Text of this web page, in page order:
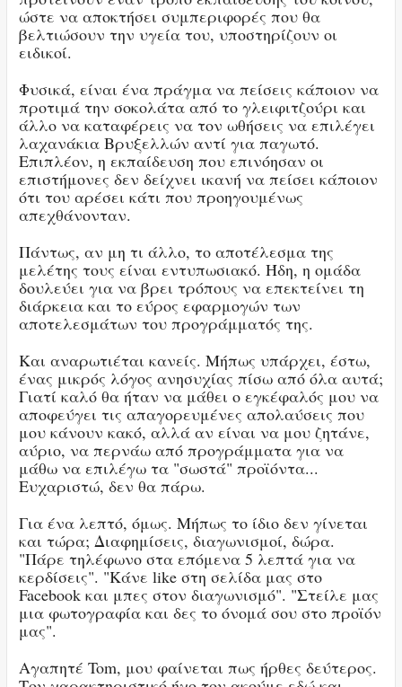
ώστε να αποκτήσει συμπεριφορές που θα
βελτιώσουν την υγεία του, υποστηρίζουν οι
ειδικοί.
Φυσικά, είναι ένα πράγμα να πείσεις κάποιον να
προτιμά την σοκολάτα από το γλειφιτζούρι και
άλλο να καταφέρεις να τον ωθήσεις να επιλέγει
λαχανάκια Βρυξελλών αντί για παγωτό.
Επιπλέον, η εκπαίδευση που επινόησαν οι
επιστήμονες δεν δείχνει ικανή να πείσει κάποιον
ότι του αρέσει κάτι που προηγουμένως
απεχθάνονταν.
Πάντως, αν μη τι άλλο, το αποτέλεσμα της
μελέτης τους είναι εντυπωσιακό. Ήδη, η ομάδα
δουλεύει για να βρει τρόπους να επεκτείνει τη
διάρκεια και το εύρος εφαρμογών των
αποτελεσμάτων του προγράμματός της.
Και αναρωτιέται κανείς. Μήπως υπάρχει, έστω,
ένας μικρός λόγος ανησυχίας πίσω από όλα αυτά;
Γιατί καλό θα ήταν να μάθει ο εγκέφαλός μου να
αποφεύγει τις απαγορευμένες απολαύσεις που
μου κάνουν κακό, αλλά αν είναι να μου ζητάνε,
αύριο, να περνάω από προγράμματα για να
μάθω να επιλέγω τα "σωστά" προϊόντα...
Ευχαριστώ, δεν θα πάρω.
Για ένα λεπτό, όμως. Μήπως το ίδιο δεν γίνεται
και τώρα; Διαφημίσεις, διαγωνισμοί, δώρα.
"Πάρε τηλέφωνο στα επόμενα 5 λεπτά για να
κερδίσεις". "Κάνε like στη σελίδα μας στο
Facebook και μπες στον διαγωνισμό". "Στείλε μας
μια φωτογραφία και δες το όνομά σου στο προϊόν
μας".
Αγαπητέ Tom, μου φαίνεται πως ήρθες δεύτερος.